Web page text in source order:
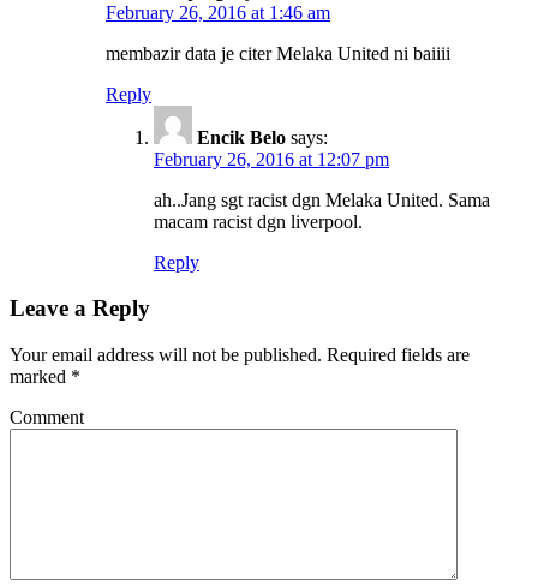
February 26, 2016 at 1:46 am
membazir data je citer Melaka United ni baiiii
Reply
Encik Belo says:
February 26, 2016 at 12:07 pm
ah..Jang sgt racist dgn Melaka United. Sama
macam racist dgn liverpool.
Reply
Leave a Reply
Your email address will not be published. Required fields are
marked *
Comment